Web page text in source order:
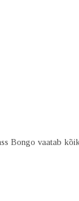
Bongo vaatab